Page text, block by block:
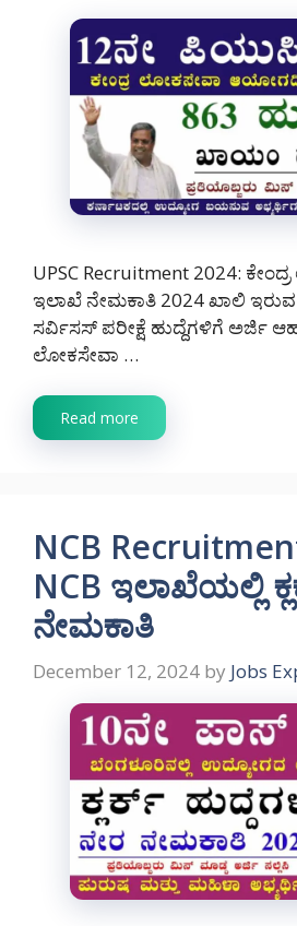
UPSC Recruitment 2024:
ಇಲಾಖೆ ನೇಮಕಾತಿ 2024 ಖಾಲಿ ಇರುವ
ಸರ್ವಿಸಸ್ ಪರೀಕ್ಷೆ ಹುದ್ದೆಗಳಿಗೆ ಅರ್ಜಿ
ಲೋಕಸೇವಾ …
Read more
NCB
NCB ಇಲಾಖೆಯಲ್ಲಿ
ನೇಮಕಾತಿ
December 12, 2024 by Jobs